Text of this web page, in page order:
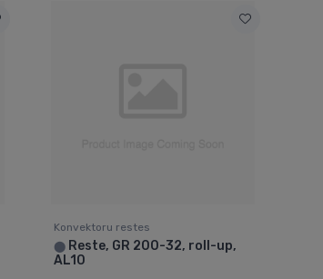
Konvektoru restes
⬤Reste, GR 200-32, roll-up,
AL10